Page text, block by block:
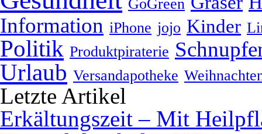
GoGreen
Information iPhone jojo Kinder
Politik Produktpiraterie
Urlaub Versandapotheke
Letzte Artikel
Erkältungszeit – Mit